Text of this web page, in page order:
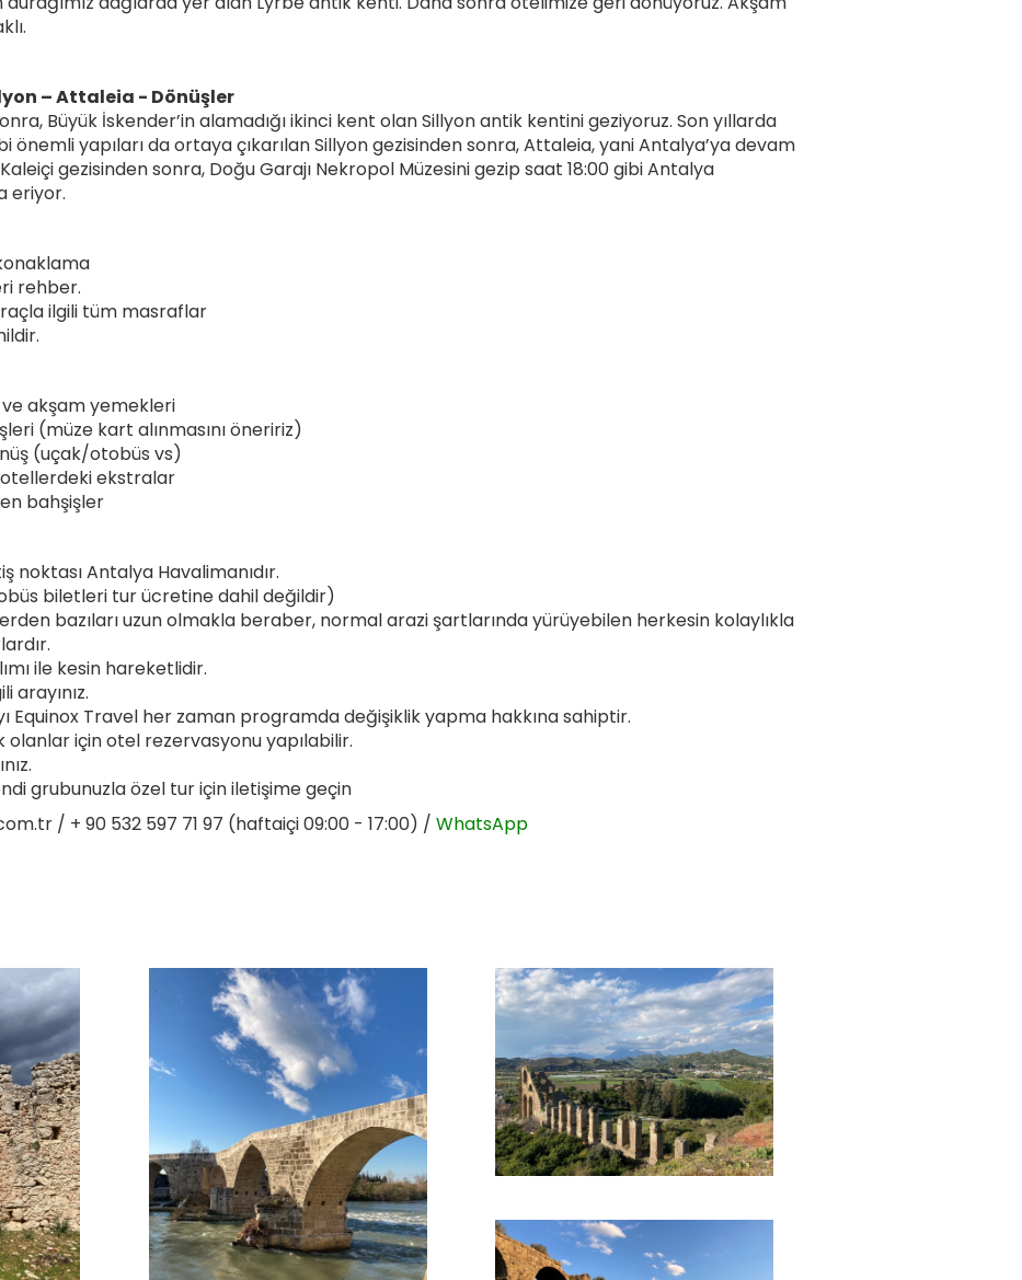
– Attaleia - Dönüşler
Büyük İskender’in alamadığı ikinci kent olan Sillyon antik kentini geziyoruz. Son yıllarda
önemli yapıları da ortaya çıkarılan Sillyon gezisinden sonra, Attaleia, yani Antalya’ya devam
gezisinden sonra, Doğu Garajı Nekropol Müzesini gezip saat 18:00 gibi Antalya
eriyor.
rehber.
ilgili tüm masraflar
akşam yemekleri
(müze kart alınmasını öneririz)
(uçak/otobüs vs)
ekstralar
bahşişler
noktası Antalya Havalimanıdır.
biletleri tur ücretine dahil değildir)
bazıları uzun olmakla beraber, normal arazi şartlarında yürüyebilen herkesin kolaylıkla
ile kesin hareketlidir.
arayınız.
Equinox Travel her zaman programda değişiklik yapma hakkına sahiptir.
olanlar için otel rezervasyonu yapılabilir.
grubunuzla özel tur için iletişime geçin
/ + 90 532 597 71 97 (haftaiçi 09:00 - 17:00) / WhatsApp